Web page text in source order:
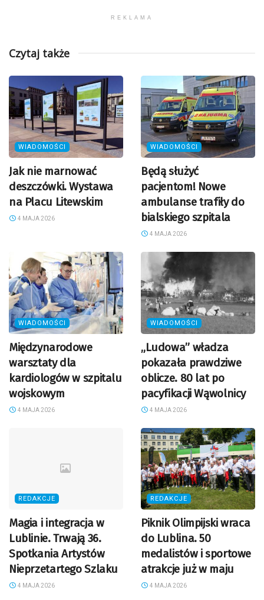
REKLAMA
Czytaj także
WIADOMOŚCI
Jak nie marnować
deszczówki. Wystawa
na Placu Litewskim
4 MAJA 2026
WIADOMOŚCI
Będą służyć
pacjentom! Nowe
ambulanse trafiły do
bialskiego szpitala
4 MAJA 2026
WIADOMOŚCI
Międzynarodowe
warsztaty dla
kardiologów w szpitalu
wojskowym
4 MAJA 2026
WIADOMOŚCI
„Ludowa” władza
pokazała prawdziwe
oblicze. 80 lat po
pacyfikacji Wąwolnicy
4 MAJA 2026
REDAKCJE
Magia i integracja w
Lublinie. Trwają 36.
Spotkania Artystów
Nieprzetartego Szlaku
4 MAJA 2026
REDAKCJE
Piknik Olimpijski wraca
do Lublina. 50
medalistów i sportowe
atrakcje już w maju
4 MAJA 2026